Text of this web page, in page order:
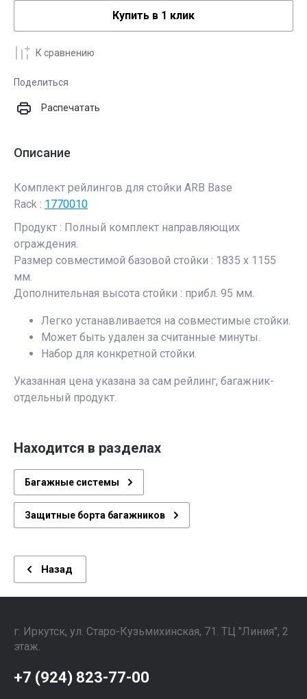
Купить в 1 клик
К сравнению
Поделиться
Распечатать
Описание
Комплект рейлингов для стойки ARB Base
Rack : 1770010
Продукт : Полный комплект направляющих
ограждения.
Размер совместимой базовой стойки : 1835 x 1155
мм.
Дополнительная высота стойки : прибл. 95 мм.
Легко устанавливается на совместимые стойки.
Может быть удален за считанные минуты.
Набор для конкретной стойки.
Указанная цена указана за сам рейлинг, багажник-
отдельный продукт.
Находится в разделах
Багажные системы
Защитные борта багажников
Назад
г. Иркутск, ул. ​Старо-Кузьмихинская, 71. ТЦ "Линия", 2
этаж. ⠀⠀⠀⠀⠀⠀⠀⠀⠀⠀
+7 (924) 823-77-00